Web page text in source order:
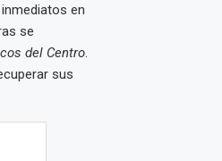
en
se
del Centro.
sus